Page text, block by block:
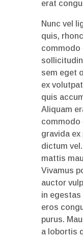
erat
Nunc vel
quis,
commodo
sem eget
ex
quis
Aliquam
commodo
gravida ex
dictum
mattis
Vivamus
auctor
in
eros
purus.
a lobortis